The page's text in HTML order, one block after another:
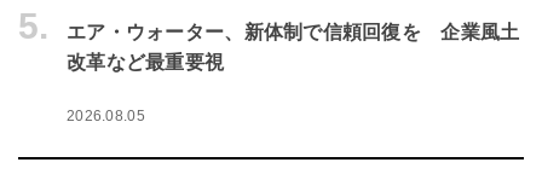
5.
エア・ウォーター、新体制で信頼回復を 企業風土
改革など最重要視
2026.08.05